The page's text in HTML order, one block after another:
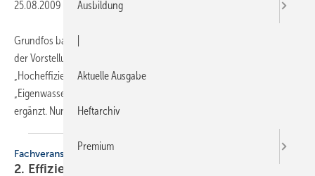
25.08.2009
Grundfos baut sein Online-Schulungsprogramm „Ecademy“ aus. Seit
der Vorstellung auf der ISH 2009 wurden bereits die Module
„Hocheffizienzpumpe Grundfos Alpha2“ sowie
„Eigenwasserversorgung mit Unterwassermotorpumpen SQ/SQE“
ergänzt. Nun ist das Trainings-Modul „Rückstausicherung in
Fachveranstaltung
2. Effizienz-Tagung
Ausbildung
Aktuelle Ausgabe
Heftarchiv
Premium